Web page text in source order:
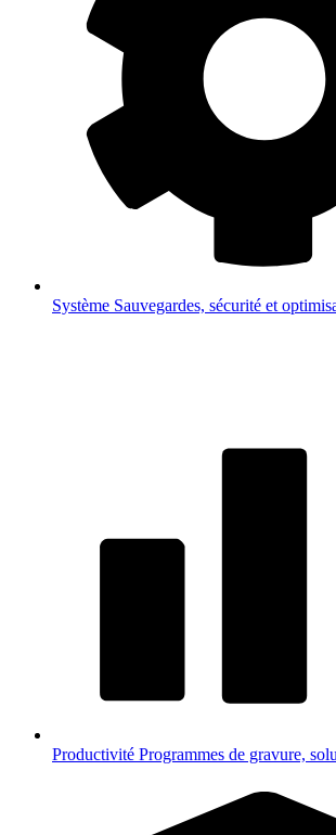
Système Sauvegardes, sécurité et
Productivité Programmes de gravure,